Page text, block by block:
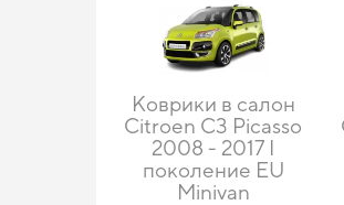
Коврики в салон
Citroen C3 Picasso
2008 - 2017 I
поколение EU
Minivan